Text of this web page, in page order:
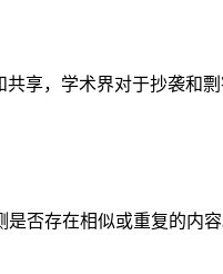
享，学术界对于抄袭和
否存在相似或重复的内